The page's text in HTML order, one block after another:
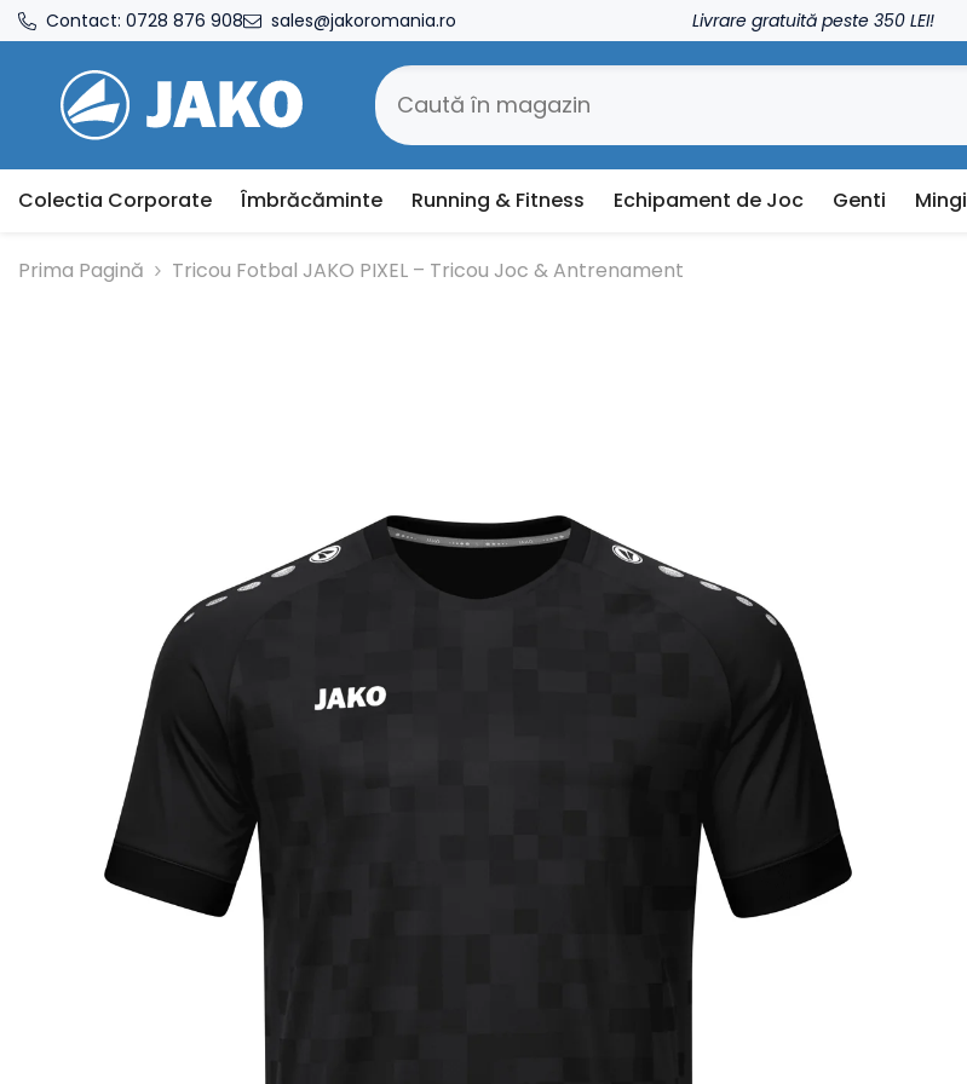
SARI LA CONȚINUT
Contact: 0728 876 908 sales@jakoromania.ro Livrare gratuită peste 350 LEI!
Colectia Corporate Îmbrăcăminte Running & Fitness Echipament de Joc Genti Mingi
Prima Pagină Tricou Fotbal JAKO PIXEL – Tricou Joc & Antrenament